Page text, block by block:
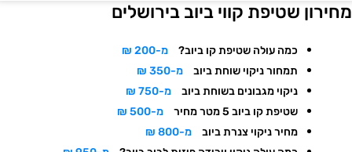
שטיפת קווי ביוב בירושלים
כמה עולה שטיפת קו ביוב?
מ-200 ₪
תמחור ניקוי שוחת ביוב
מ-350 ₪
ניקוי מגבונים בשוחת ביוב
מ-750 ₪
שטיפת קו ביוב 5 מטר מחיר
מ-500 ₪
מחיר ניקוי צנרת ביוב
מ-800 ₪